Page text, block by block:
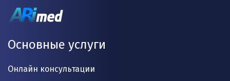
Основные услуги
Онлайн консультации